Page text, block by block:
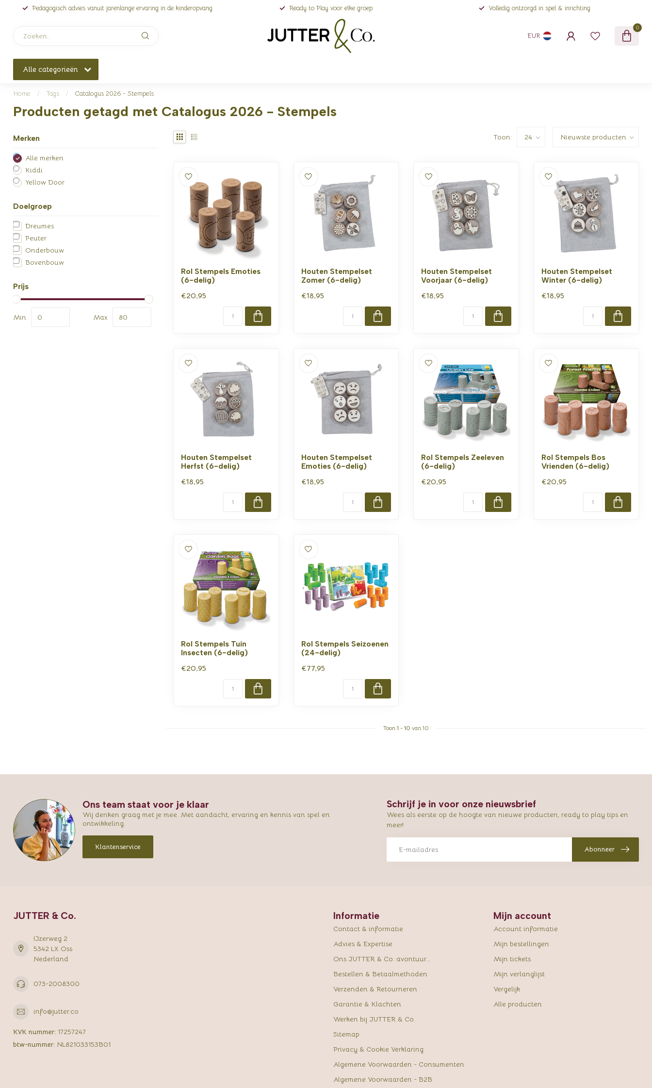
Pedagogisch advies vanuit jarenlange ervaring in de kinderopvang Ready to Play voor elke groep Volledig ontzorgd in spel & inrichting
EUR
0
Alle categorieën
Home / Tags / Catalogus 2026 - Stempels
Producten getagd met Catalogus 2026 - Stempels
Merken
Alle merken
Kiddi
Yellow Door
Doelgroep
Dreumes
Peuter
Onderbouw
Bovenbouw
Prijs
Min Max
Toon:
Rol Stempels Emoties
(6-delig)
€20,95
Houten Stempelset
Zomer (6-delig)
€18,95
Houten Stempelset
Voorjaar (6-delig)
€18,95
Houten Stempelset
Winter (6-delig)
€18,95
Houten Stempelset
Herfst (6-delig)
€18,95
Houten Stempelset
Emoties (6-delig)
€18,95
Rol Stempels Zeeleven
(6-delig)
€20,95
Rol Stempels Bos
Vrienden (6-delig)
€20,95
Rol Stempels Tuin
Insecten (6-delig)
€20,95
Rol Stempels Seizoenen
(24-delig)
€77,95
Toon 1 - 10 van 10
Ons team staat voor je klaar
Wij denken graag met je mee. Met aandacht, ervaring en kennis van spel en
ontwikkeling.
Klantenservice
Schrijf je in voor onze nieuwsbrief
Wees als eerste op de hoogte van nieuwe producten, ready to play tips en
meer!
Abonneer
JUTTER & Co.
IJzerweg 2
5342 LX Oss
Nederland
073-2008300
info@jutter.co
KVK nummer: 17257247
btw-nummer: NL821033153B01
Informatie
Contact & informatie
Advies & Expertise
Ons JUTTER & Co. avontuur...
Bestellen & Betaalmethoden
Verzenden & Retourneren
Garantie & Klachten
Werken bij JUTTER & Co.
Sitemap
Privacy & Cookie Verklaring
Algemene Voorwaarden - Consumenten
Algemene Voorwaarden - B2B
Mijn account
Account informatie
Mijn bestellingen
Mijn tickets
Mijn verlanglijst
Vergelijk
Alle producten